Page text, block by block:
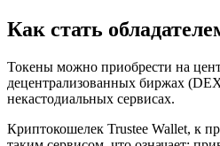
Как стать
Токены можно приобрести на
децентрализованных биржах
некастодиальных сервисах.
Криптокошелек Trustee Wallet, к